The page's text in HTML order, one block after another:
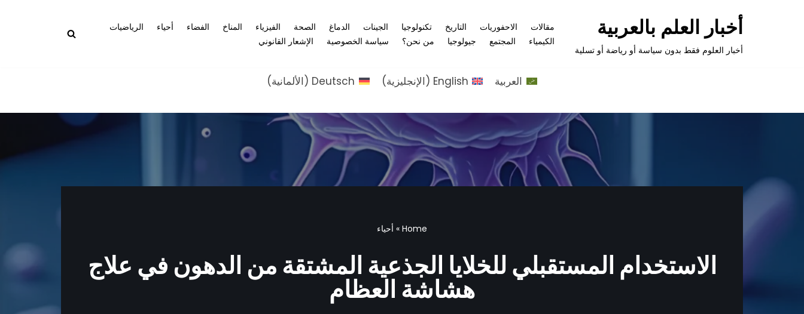
أخبار العلم بالعربية
أخبار العلوم فقط بدون سياسة أو رياضة أو تسلية
مقالات الاحفوريات التاريخ تكنولوجيا الجينات الدماغ الصحة الفيزياء المناخ الفضاء أحياء
الرياضيات
الكيمياء
المجتمع جيولوجيا من نحن؟ سياسة الخصوصية الإشعار القانوني
العربية English
(الإنجليزية)
Deutsch
(الألمانية)
Home
» أحياء
الاستخدام المستقبلي للخلايا الجذعية المشتقة من الدهون في علاج
هشاشة العظام